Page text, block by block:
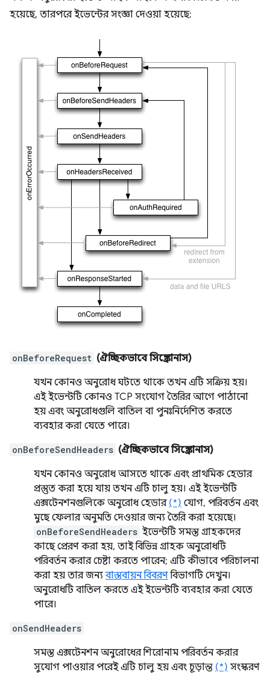
হয়েছে, তারপরে ইভেন্টের সংজ্ঞা দেওয়া হয়েছে:
onBeforeRequest (ঐচ্ছিকভাবে সিঙ্ক্রোনাস)
যখন কোনও অনুরোধ ঘটতে থাকে তখন এটি সক্রিয় হয়।
এই ইভেন্টটি কোনও TCP সংযোগ তৈরির আগে পাঠানো
হয় এবং অনুরোধগুলি বাতিল বা পুনঃনির্দেশিত করতে
ব্যবহার করা যেতে পারে।
onBeforeSendHeaders (ঐচ্ছিকভাবে সিঙ্ক্রোনাস)
যখন কোনও অনুরোধ আসতে থাকে এবং প্রাথমিক হেডার
প্রস্তুত করা হয়ে যায় তখন এটি চালু হয়। এই ইভেন্টটি
এক্সটেনশনগুলিকে অনুরোধ হেডার (*) যোগ, পরিবর্তন এবং
মুছে ফেলার অনুমতি দেওয়ার জন্য তৈরি করা হয়েছে।
onBeforeSendHeaders ইভেন্টটি সমস্ত গ্রাহকদের
কাছে প্রেরণ করা হয়, তাই বিভিন্ন গ্রাহক অনুরোধটি
পরিবর্তন করার চেষ্টা করতে পারেন; এটি কীভাবে পরিচালনা
করা হয় তার জন্যবাস্তবায়ন বিবরণবিভাগটি দেখুন।
অনুরোধটি বাতিল করতে এই ইভেন্টটি ব্যবহার করা যেতে
পারে।
onSendHeaders
সমস্ত এক্সটেনশন অনুরোধের শিরোনাম পরিবর্তন করার
সুযোগ পাওয়ার পরেই এটি চালু হয় এবং চূড়ান্ত (*) সংস্করণ